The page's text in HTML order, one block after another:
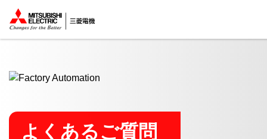
ここから本文
よくあるご質問